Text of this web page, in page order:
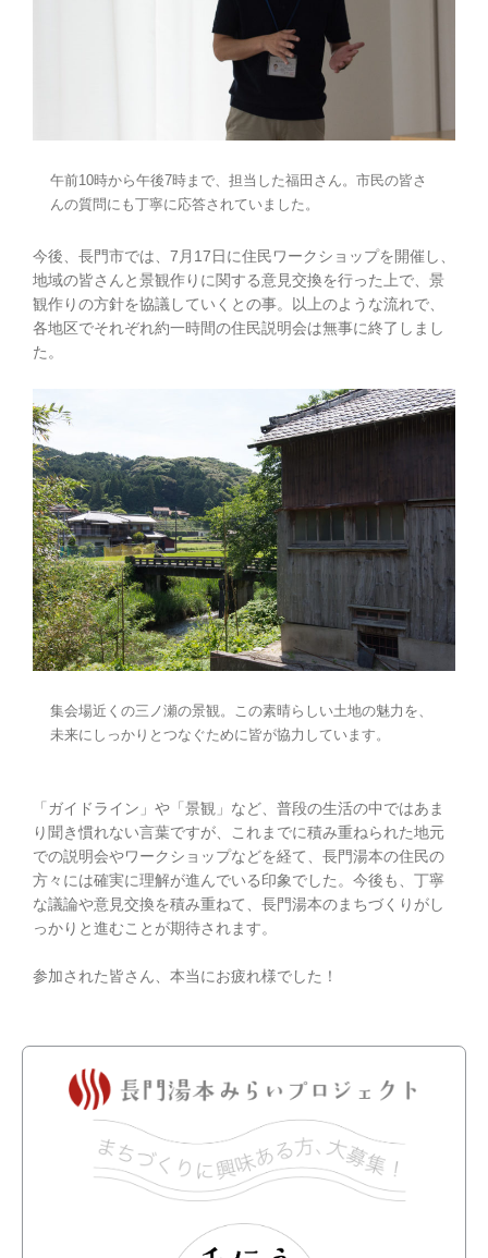
午前10時から午後7時まで、担当した福田さん。市民の皆さ
んの質問にも丁寧に応答されていました。
今後、長門市では、7月17日に住民ワークショップを開催し、
地域の皆さんと景観作りに関する意見交換を行った上で、景
観作りの方針を協議していくとの事。以上のような流れで、
各地区でそれぞれ約一時間の住民説明会は無事に終了しまし
た。
集会場近くの三ノ瀬の景観。この素晴らしい土地の魅力を、
未来にしっかりとつなぐために皆が協力しています。
「ガイドライン」や「景観」など、普段の生活の中ではあま
り聞き慣れない言葉ですが、これまでに積み重ねられた地元
での説明会やワークショップなどを経て、長門湯本の住民の
方々には確実に理解が進んでいる印象でした。今後も、丁寧
な議論や意見交換を積み重ねて、長門湯本のまちづくりがし
っかりと進むことが期待されます。
参加された皆さん、本当にお疲れ様でした！